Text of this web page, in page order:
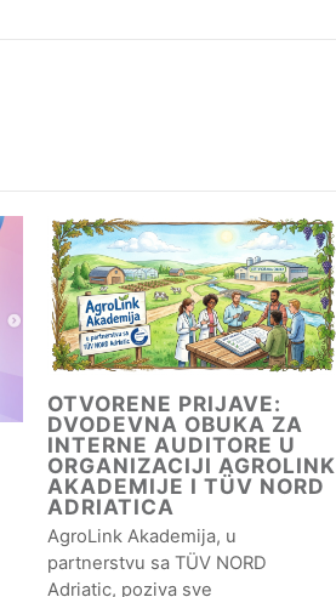
OTVORENE PRIJAVE:
DVODEVNA OBUKA ZA
INTERNE AUDITORE U
ORGANIZACIJI AGROLINK
AKADEMIJE I TÜV NORD
ADRIATICA
AgroLink Akademija, u
partnerstvu sa TÜV NORD
Adriatic, poziva sve